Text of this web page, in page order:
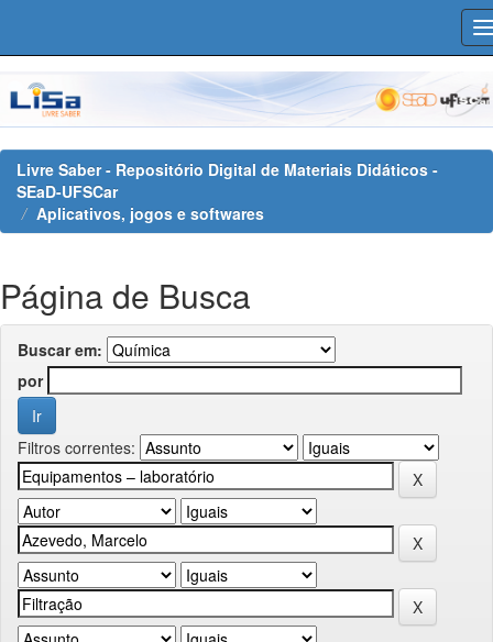
navigation
Livre Saber - Repositório Digital de Materiais Didáticos -
SEaD-UFSCar
Aplicativos, jogos e softwares
Página de Busca
Buscar em:
por
Filtros correntes: